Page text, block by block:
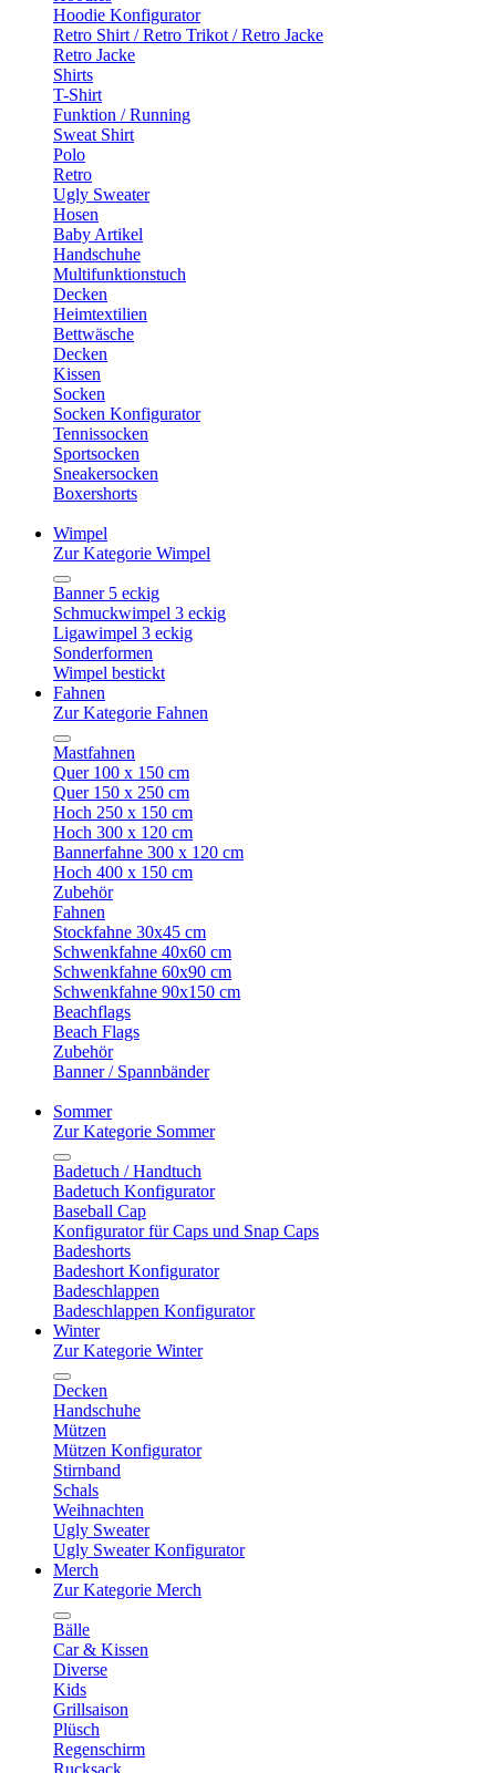
Hoodie Konfigurator
Retro Shirt / Retro Trikot / Retro Jacke
Retro Jacke
Shirts
T-Shirt
Funktion / Running
Sweat Shirt
Polo
Retro
Ugly Sweater
Hosen
Baby Artikel
Handschuhe
Multifunktionstuch
Decken
Heimtextilien
Bettwäsche
Decken
Kissen
Socken
Socken Konfigurator
Tennissocken
Sportsocken
Sneakersocken
Boxershorts
Wimpel
Zur Kategorie Wimpel
Banner 5 eckig
Schmuckwimpel 3 eckig
Ligawimpel 3 eckig
Sonderformen
Wimpel bestickt
Fahnen
Zur Kategorie Fahnen
Mastfahnen
Quer 100 x 150 cm
Quer 150 x 250 cm
Hoch 250 x 150 cm
Hoch 300 x 120 cm
Bannerfahne 300 x 120 cm
Hoch 400 x 150 cm
Zubehör
Fahnen
Stockfahne 30x45 cm
Schwenkfahne 40x60 cm
Schwenkfahne 60x90 cm
Schwenkfahne 90x150 cm
Beachflags
Beach Flags
Zubehör
Banner / Spannbänder
Sommer
Zur Kategorie Sommer
Badetuch / Handtuch
Badetuch Konfigurator
Baseball Cap
Konfigurator für Caps und Snap Caps
Badeshorts
Badeshort Konfigurator
Badeschlappen
Badeschlappen Konfigurator
Winter
Zur Kategorie Winter
Decken
Handschuhe
Mützen
Mützen Konfigurator
Stirnband
Schals
Weihnachten
Ugly Sweater
Ugly Sweater Konfigurator
Merch
Zur Kategorie Merch
Bälle
Car & Kissen
Diverse
Kids
Grillsaison
Plüsch
Regenschirm
Rucksack